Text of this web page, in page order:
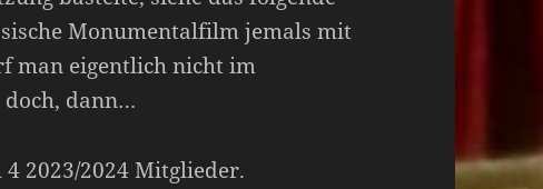
Monumentalfilm jemals mit
man eigentlich nicht im
doch, dann…
2023/2024 Mitglieder.